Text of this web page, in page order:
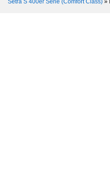
Setra S 400er Serie (Comfort Class) »